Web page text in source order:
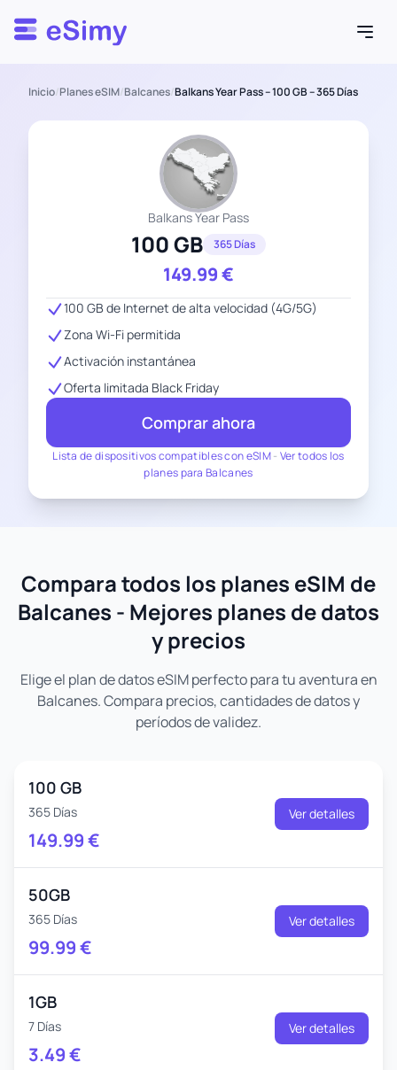
Esimy
Inicio/Planes eSIM/Balcanes/Balkans Year Pass – 100 GB – 365 Días
Balkans Year Pass
100 GB 365 Días
149.99€
Lista de dispositivos compatibles con eSIM- Ver todos los
planes para Balcanes
100 GB de Internet de alta velocidad (4G/5G)
Zona Wi-Fi permitida
Activación instantánea
Oferta limitada Black Friday
Comprar ahora
Compara todos los planes eSIM de
Balcanes - Mejores planes de datos
y precios
Elige el plan de datos eSIM perfecto para tu aventura en
Balcanes. Compara precios, cantidades de datos y
períodos de validez.
100 GB
365 Días
149.99€
Ver detalles
50GB
365 Días
99.99€
Ver detalles
1GB
7 Días
3.49€
Ver detalles